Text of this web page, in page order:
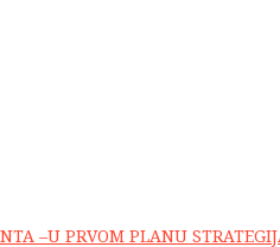
–U PRVOM PLANU